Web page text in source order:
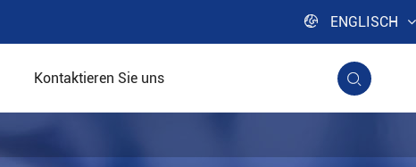
 ENGLISCH
Kontaktieren Sie uns 